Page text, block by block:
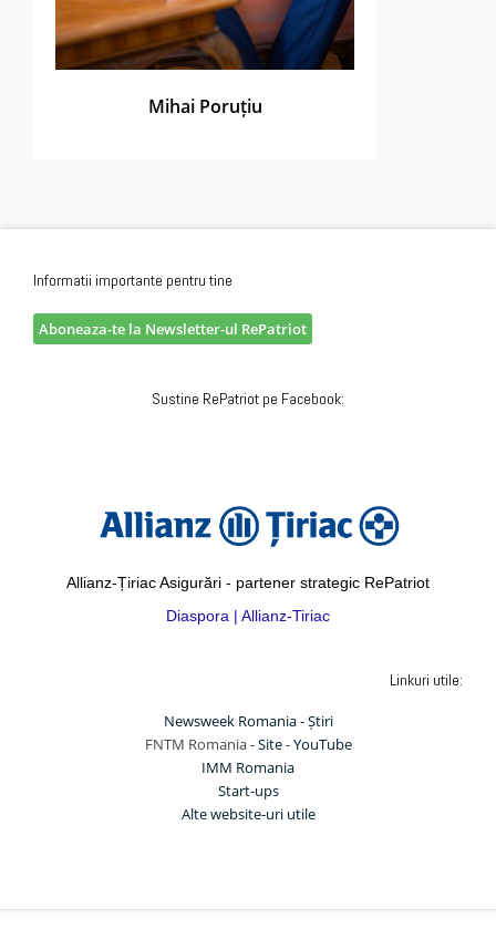
Mihai Poruțiu
Informatii importante pentru tine
Aboneaza-te la Newsletter-ul RePatriot
Sustine RePatriot pe Facebook:
Allianz-Țiriac Asigurări - partener strategic RePatriot
Diaspora | Allianz-Tiriac
Linkuri utile:
Newsweek Romania - Știri
FNTM Romania -Site-YouTube
IMM Romania
Start-ups
Alte website-uri utile